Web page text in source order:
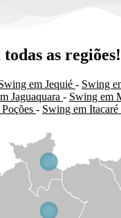
as regiões!
em Jequié - Swing
Jaguaquara - Swing em
- Swing em Itacaré